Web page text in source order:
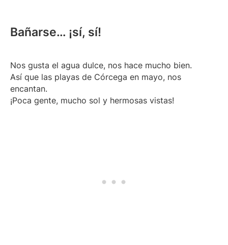
Bañarse… ¡sí, sí!
Nos gusta el agua dulce, nos hace mucho bien.
Así que las playas de Córcega en mayo, nos
encantan.
¡Poca gente, mucho sol y hermosas vistas!